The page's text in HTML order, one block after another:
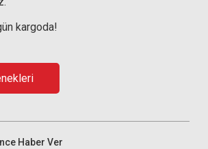
kargoda!
Haber Ver